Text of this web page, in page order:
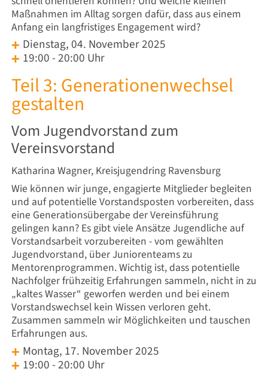
Maßnahmen im Alltag sorgen dafür, dass aus einem
Anfang ein langfristiges Engagement wird?
Dienstag, 04. November 2025
19:00 - 20:00 Uhr
Teil 3: Generationenwechsel
gestalten
Vom Jugendvorstand zum
Vereinsvorstand
Katharina Wagner, Kreisjugendring Ravensburg
Wie können wir junge, engagierte Mitglieder begleiten
und auf potentielle Vorstandsposten vorbereiten, dass
eine Generationsübergabe der Vereinsführung
gelingen kann? Es gibt viele Ansätze Jugendliche auf
Vorstandsarbeit vorzubereiten - vom gewählten
Jugendvorstand, über Juniorenteams zu
Mentorenprogrammen. Wichtig ist, dass potentielle
Nachfolger frühzeitig Erfahrungen sammeln, nicht in zu
„kaltes Wasser“ geworfen werden und bei einem
Vorstandswechsel kein Wissen verloren geht.
Zusammen sammeln wir Möglichkeiten und tauschen
Erfahrungen aus.
Montag, 17. November 2025
19:00 - 20:00 Uhr